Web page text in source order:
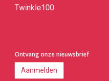
Twinkle100
Ontvang onze nieuwsbrief
Aanmelden